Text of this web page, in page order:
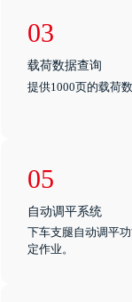
03
载荷数据查询
提供1000页的载荷
05
自动调平系统
下车支腿自动调平
定作业。